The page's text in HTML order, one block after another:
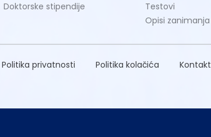
Doktorske stipendije
Testovi
Opisi zanimanja
Politika privatnosti Politika kolačića Kontakt